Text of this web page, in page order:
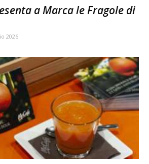
a Marca le Fragole di
2026